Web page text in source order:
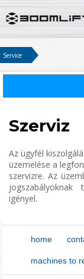
Service
Szerviz
Az ügyfél
üzemelése a
szervizre. Az
jogszabályoknak
igényel.
home
machines to